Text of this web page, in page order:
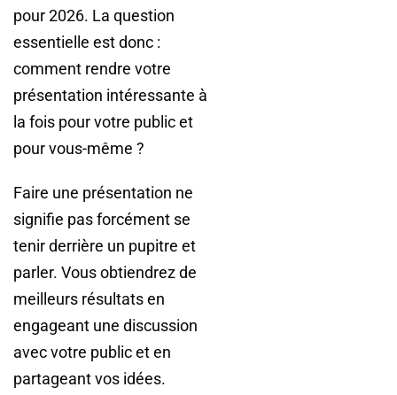
pour 2026. La question
essentielle est donc :
comment rendre votre
présentation intéressante à
la fois pour votre public et
pour vous-même ?
Faire une présentation ne
signifie pas forcément se
tenir derrière un pupitre et
parler. Vous obtiendrez de
meilleurs résultats en
engageant une discussion
avec votre public et en
partageant vos idées.